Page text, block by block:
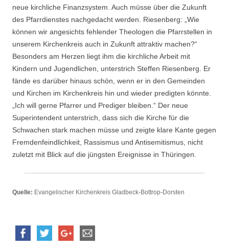
neue kirchliche Finanzsystem. Auch müsse über die Zukunft
des Pfarrdienstes nachgedacht werden. Riesenberg: „Wie
können wir angesichts fehlender Theologen die Pfarrstellen in
unserem Kirchenkreis auch in Zukunft attraktiv machen?“
Besonders am Herzen liegt ihm die kirchliche Arbeit mit
Kindern und Jugendlichen, unterstrich Steffen Riesenberg. Er
fände es darüber hinaus schön, wenn er in den Gemeinden
und Kirchen im Kirchenkreis hin und wieder predigten könnte.
„Ich will gerne Pfarrer und Prediger bleiben.“ Der neue
Superintendent unterstrich, dass sich die Kirche für die
Schwachen stark machen müsse und zeigte klare Kante gegen
Fremdenfeindlichkeit, Rassismus und Antisemitismus, nicht
zuletzt mit Blick auf die jüngsten Ereignisse in Thüringen.
Quelle: Evangelischer Kirchenkreis Gladbeck-Bottrop-Dorsten